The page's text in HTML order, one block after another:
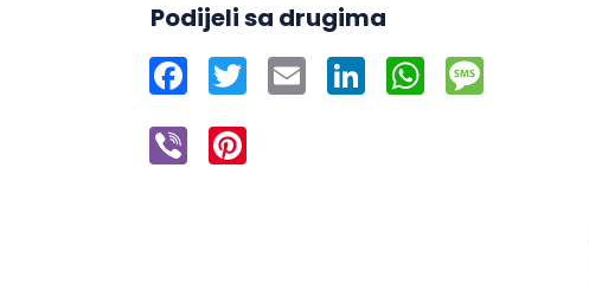
Podijeli sa drugima
Facebook
Twitter Email LinkedInWhatsApp
Viber